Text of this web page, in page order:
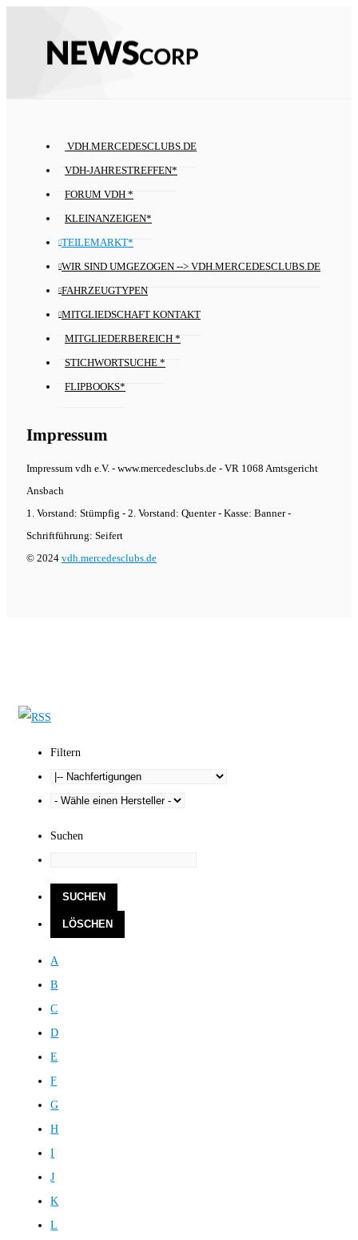
VDH.MERCEDESCLUBS.DE
VDH-JAHRESTREFFEN*
FORUM VDH *
KLEINANZEIGEN*
TEILEMARKT*
WIR SIND UMGEZOGEN --> VDH.MERCEDESCLUBS.DE
FAHRZEUGTYPEN
MITGLIEDSCHAFT KONTAKT
MITGLIEDERBEREICH *
STICHWORTSUCHE *
FLIPBOOKS*
Impressum
Impressum vdh e.V. - www.mercedesclubs.de - VR 1068 Amtsgericht
Ansbach
1. Vorstand: Stümpfig - 2. Vorstand: Quenter - Kasse: Banner -
Schriftführung: Seifert
© 2024 vdh.mercedesclubs.de
Filtern
Suchen
A
B
C
D
E
F
G
H
I
J
K
L